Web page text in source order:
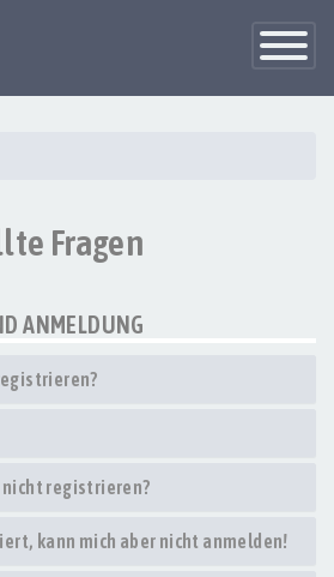
Fragen
ANMELDUNG
nicht registrieren?
kann mich aber nicht anmelden!